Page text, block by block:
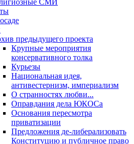
СМИ
предыдущего проекта
Крупные мероприятия
консервативного толка
Курьезы
Национальная идея,
антивестернизм, империализм
О странностях любви...
Оправдания дела ЮКОСа
Основания пересмотра
приватизации
Предложения де-либерализовать
Конституцию и публичное право